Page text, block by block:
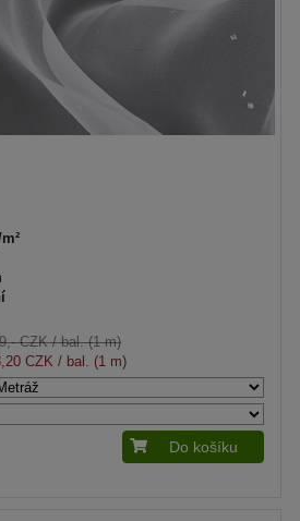
CZK/ bal. (1 m)
CZK / bal. (1 m)
Do košíku